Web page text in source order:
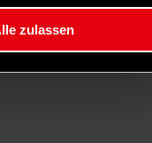
zulassen